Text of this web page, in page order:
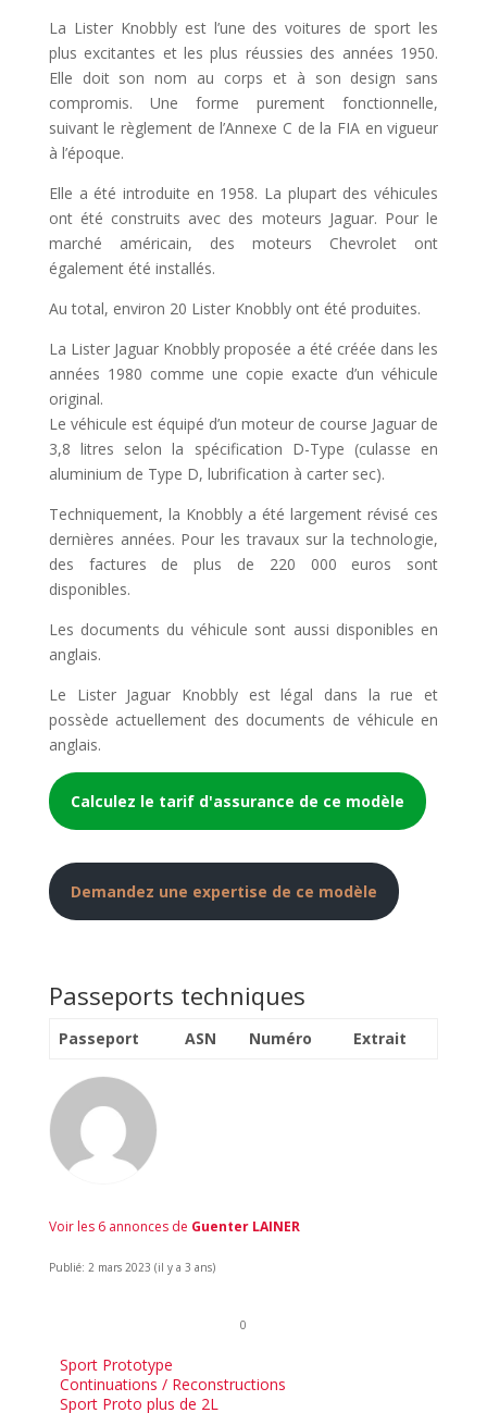
La Lister Knobbly est l’une des voitures de sport les
plus excitantes et les plus réussies des années 1950.
Elle doit son nom au corps et à son design sans
compromis. Une forme purement fonctionnelle,
suivant le règlement de l’Annexe C de la FIA en vigueur
à l’époque.
Elle a été introduite en 1958. La plupart des véhicules
ont été construits avec des moteurs Jaguar. Pour le
marché américain, des moteurs Chevrolet ont
également été installés.
Au total, environ 20 Lister Knobbly ont été produites.
La Lister Jaguar Knobbly proposée a été créée dans les
années 1980 comme une copie exacte d’un véhicule
original.
Le véhicule est équipé d’un moteur de course Jaguar de
3,8 litres selon la spécification D-Type (culasse en
aluminium de Type D, lubrification à carter sec).
Techniquement, la Knobbly a été largement révisé ces
dernières années. Pour les travaux sur la technologie,
des factures de plus de 220 000 euros sont
disponibles.
Les documents du véhicule sont aussi disponibles en
anglais.
Le Lister Jaguar Knobbly est légal dans la rue et
possède actuellement des documents de véhicule en
anglais.
Calculez le tarif d'assurance de ce modèle
Demandez une expertise de ce modèle
Passeports techniques
Passeport ASN Numéro Extrait
Voir les 6 annonces de Guenter LAINER
Publié: 2 mars 2023 (il y a 3 ans)
0
Sport Prototype
Continuations / Reconstructions
Sport Proto plus de 2L